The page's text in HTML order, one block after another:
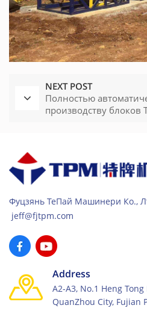
NEXT POST
Полностью
производству блоков
Фуцзянь ТеПай Машинери Ко.,
jeff@fjtpm.com
Address
A2-A3, No.1 Heng
QuanZhou City, Fujian